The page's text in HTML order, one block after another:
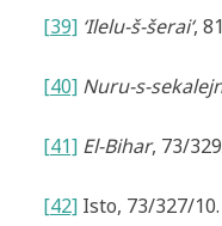
[39] ‘Ilelu-š-šerai‘,
[40] Nuru-s-
[41] El-Bihar, 73/
[42]Isto, 73/327/10.